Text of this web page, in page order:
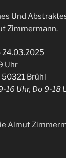
Und
Zimmermann.
24.03.2025
Uhr
50321 Brühl
Uhr, Do 9-18
Almut